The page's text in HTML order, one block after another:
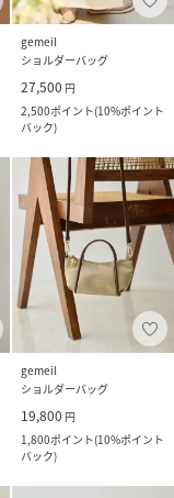
gemeil
ショルダーバッグ
27,500 円
2,500ポイント(10%ポイント
バック)
gemeil
ショルダーバッグ
19,800 円
1,800ポイント(10%ポイント
バック)